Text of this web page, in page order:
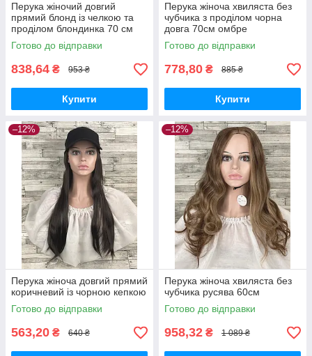
Перука жіночий довгий
прямий блонд із челкою та
проділом блондинка 70 см
Карнавальний
Готово до відправки
838,64 ₴ 953 ₴
Купити
Перука жіноча хвиляста без
чубчика з проділом чорна
довга 70см омбре
Готово до відправки
778,80 ₴ 885 ₴
Купити
–12%
Перука жіноча довгий прямий
коричневий із чорною кепкою
Готово до відправки
563,20 ₴ 640 ₴
–12%
Перука жіноча хвиляста без
чубчика русява 60см
Готово до відправки
958,32 ₴ 1 089 ₴